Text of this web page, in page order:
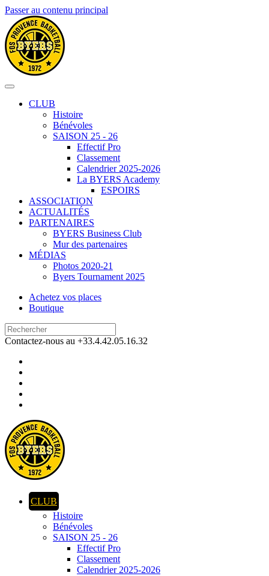
Passer au contenu principal
CLUB
Histoire
Bénévoles
SAISON 25 - 26
Effectif Pro
Classement
Calendrier 2025-2026
La BYERS Academy
ESPOIRS
ASSOCIATION
ACTUALITÉS
PARTENAIRES
BYERS Business Club
Mur des partenaires
MÉDIAS
Photos 2020-21
Byers Tournament 2025
Achetez vos places
Boutique
Contactez-nous au +33.4.42.05.16.32
CLUB
Histoire
Bénévoles
SAISON 25 - 26
Effectif Pro
Classement
Calendrier 2025-2026